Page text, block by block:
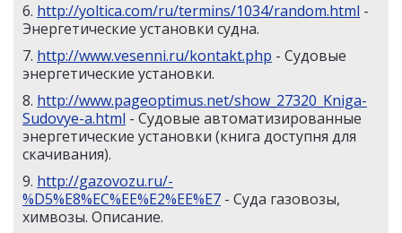
6. http://yoltica.com/ru/termins/1034/random.html -
Энергетические установки судна.
7. http://www.vesenni.ru/kontakt.php - Судовые
энергетические установки.
8. http://www.pageoptimus.net/show_27320_Kniga-
Sudovye-a.html - Судовые автоматизированные
энергетические установки (книга доступня для
скачивания).
9. http://gazovozu.ru/-
%D5%E8%EC%EE%E2%EE%E7 - Суда газовозы,
химвозы. Описание.